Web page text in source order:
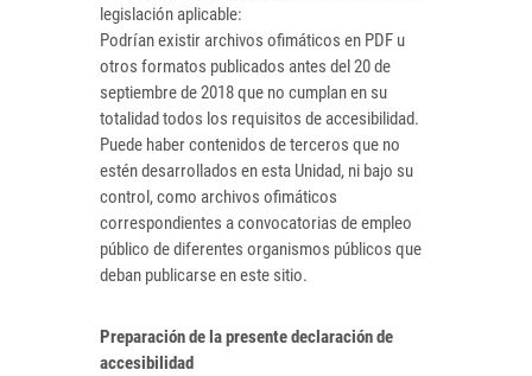
legislación aplicable:
Podrían existir archivos ofimáticos en PDF u
otros formatos publicados antes del 20 de
septiembre de 2018 que no cumplan en su
totalidad todos los requisitos de accesibilidad.
Puede haber contenidos de terceros que no
estén desarrollados en esta Unidad, ni bajo su
control, como archivos ofimáticos
correspondientes a convocatorias de empleo
público de diferentes organismos públicos que
deban publicarse en este sitio.
Preparación de la presente declaración de
accesibilidad